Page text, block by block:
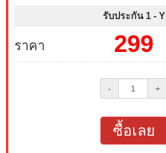
รับประกัน 1 - Y
ราคา 299
- +
ซื้อเลย